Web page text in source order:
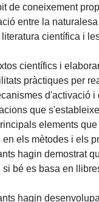
de coneixement
entre la
científica i
científics i
pràctiques per
d'activació
que
elements
en els mètodes i els
hagin demostrat
bé es basa en
hagin